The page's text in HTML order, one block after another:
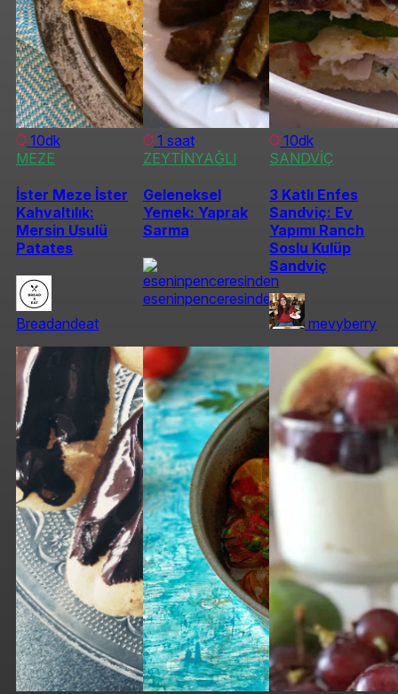
10dk
MEZE
İster Meze İster
Kahvaltılık:
Mersin Usulü
Patates
Breadandeat
1 saat
ZEYTİNYAĞLI
Geleneksel
Yemek: Yaprak
Sarma
eseninpenceresinden
10dk
SANDVİÇ
3 Katlı Enfes
Sandviç: Ev
Yapımı Ranch
Soslu Kulüp
Sandviç
mevyberry